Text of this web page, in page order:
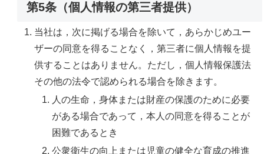
第5条（個人情報の第三者提供）
当社は，次に掲げる場合を除いて，あらかじめユー
ザーの同意を得ることなく，第三者に個人情報を提
供することはありません。ただし，個人情報保護法
その他の法令で認められる場合を除きます。
人の生命，身体または財産の保護のために必要
がある場合であって，本人の同意を得ることが
困難であるとき
公衆衛生の向上または児童の健全な育成の推進